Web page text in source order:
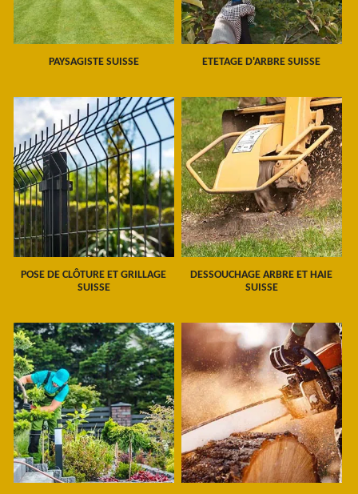
PAYSAGISTE SUISSE ETETAGE D'ARBRE SUISSE
POSE DE CLÔTURE ET GRILLAGE
SUISSE
DESSOUCHAGE ARBRE ET HAIE
SUISSE